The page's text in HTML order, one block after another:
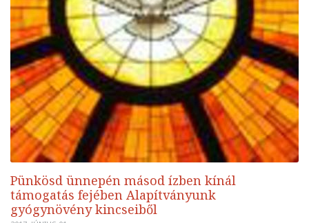
Pünkösd ünnepén másod ízben kínál
támogatás fejében Alapítványunk
gyógynövény kincseiből